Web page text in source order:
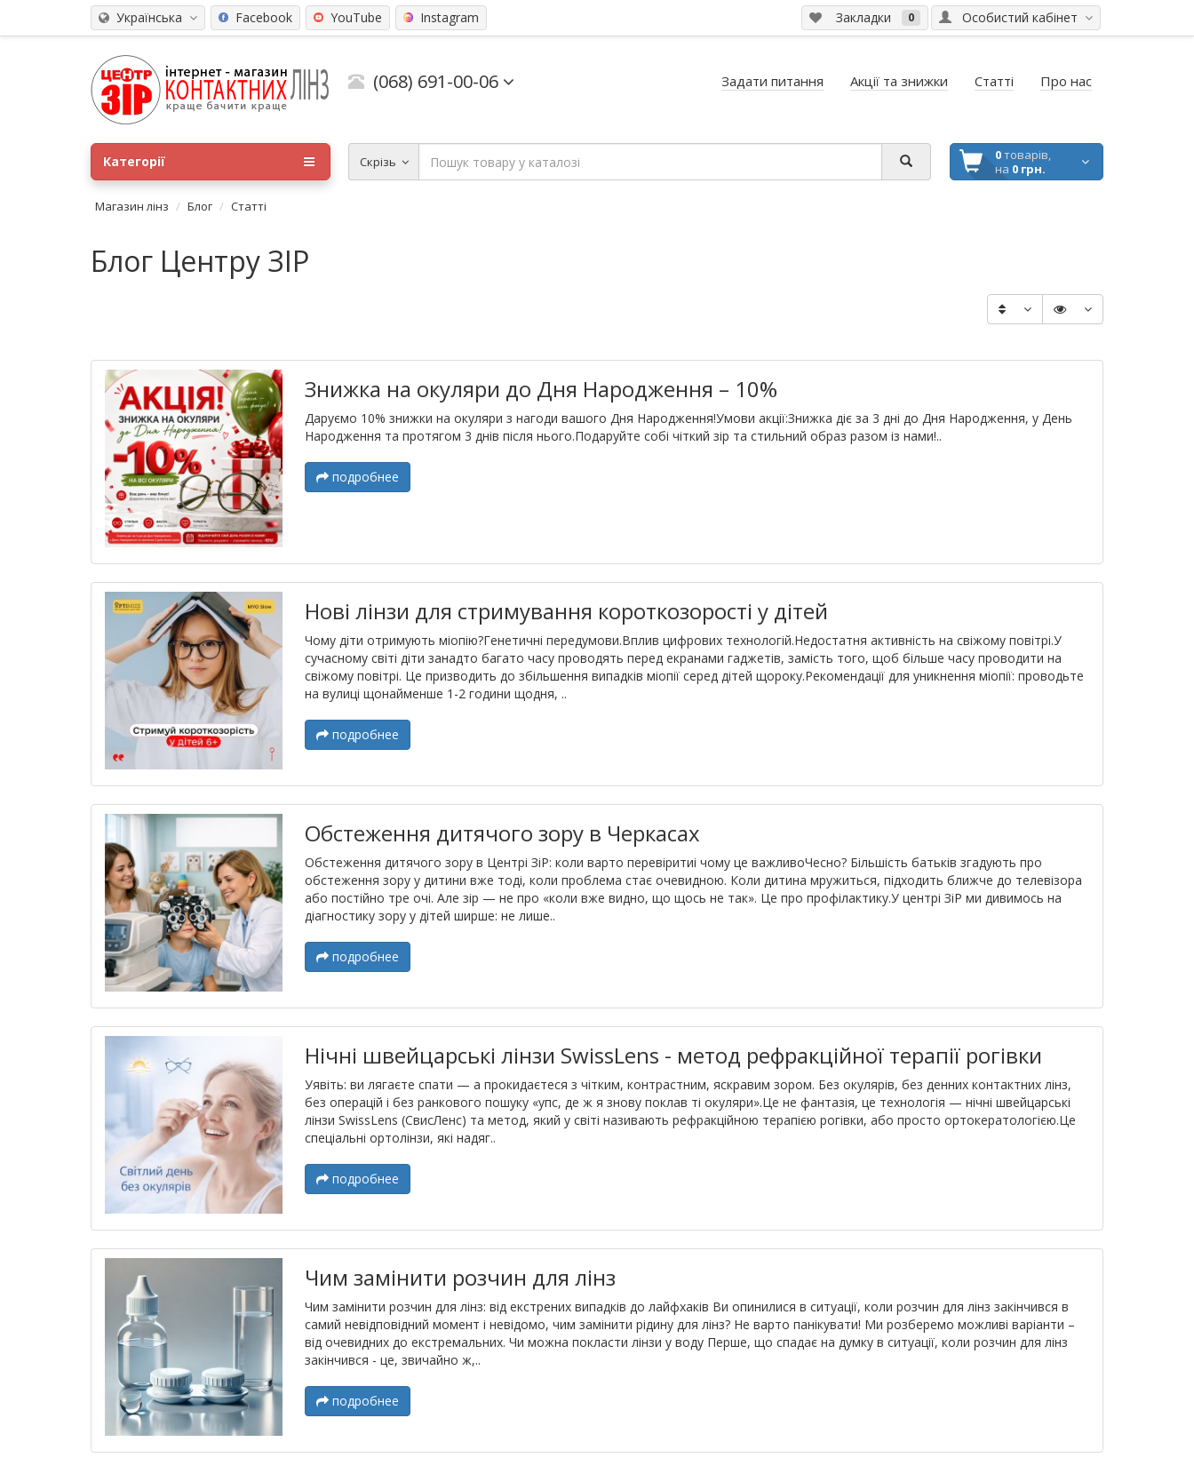
Українська Особистий кабінет
Закладки 0
Facebook YouTube Instagram
(068) 691-00-06 Задати питання Акції та знижки Статті Про нас
Скрізь 0товарів,
на 0 грн.
Категорії
Магазин лінз Блог Статті
Блог Центру ЗІР
Знижка на окуляри до Дня Народження – 10%
Даруємо 10% знижки на окуляри з нагоди вашого Дня Народження!Умови акції:Знижка діє за 3 дні до Дня Народження, у День
Народження та протягом 3 днів після нього.Подаруйте собі чіткий зір та стильний образ разом із нами!..
подробнее
Нові лінзи для стримування короткозорості у дітей
Чому діти отримують міопію?Генетичні передумови.Вплив цифрових технологій.Недостатня активність на свіжому повітрі.У
сучасному світі діти занадто багато часу проводять перед екранами гаджетів, замість того, щоб більше часу проводити на
свіжому повітрі. Це призводить до збільшення випадків міопії серед дітей щороку.Рекомендації для уникнення міопії: проводьте
на вулиці щонайменше 1-2 години щодня, ..
подробнее
Обстеження дитячого зору в Черкасах
Обстеження дитячого зору в Центрі ЗіР: коли варто перевіритиі чому це важливоЧесно? Більшість батьків згадують про
обстеження зору у дитини вже тоді, коли проблема стає очевидною. Коли дитина мружиться, підходить ближче до телевізора
або постійно тре очі. Але зір — не про «коли вже видно, що щось не так». Це про профілактику.У центрі ЗіР ми дивимось на
діагностику зору у дітей ширше: не лише..
подробнее
Нічні швейцарські лінзи SwissLens - метод рефракційної терапії рогівки
Уявіть: ви лягаєте спати — а прокидаєтеся з чітким, контрастним, яскравим зором. Без окулярів, без денних контактних лінз,
без операцій і без ранкового пошуку «упс, де ж я знову поклав ті окуляри».Це не фантазія, це технологія — нічні швейцарські
лінзи SwissLens (СвисЛенс) та метод, який у світі називають рефракційною терапією рогівки, або просто ортокератологією.Це
спеціальні ортолінзи, які надяг..
подробнее
Чим замінити розчин для лінз
Чим замінити розчин для лінз: від екстрених випадків до лайфхаків Ви опинилися в ситуації, коли розчин для лінз закінчився в
самий невідповідний момент і невідомо, чим замінити рідину для лінз? Не варто панікувати! Ми розберемо можливі варіанти –
від очевидних до екстремальних. Чи можна покласти лінзи у воду Перше, що спадає на думку в ситуації, коли розчин для лінз
закінчився - це, звичайно ж,..
подробнее